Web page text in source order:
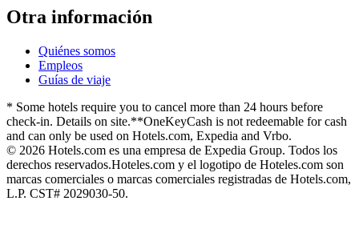
Otra información
Quiénes somos
Empleos
Guías de viaje
* Some hotels require you to cancel more than 24 hours before
check-in. Details on site.**OneKeyCash is not redeemable for cash
and can only be used on Hotels.com, Expedia and Vrbo.
© 2026 Hotels.com es una empresa de Expedia Group. Todos los
derechos reservados.Hoteles.com y el logotipo de Hoteles.com son
marcas comerciales o marcas comerciales registradas de Hotels.com,
L.P. CST# 2029030-50.